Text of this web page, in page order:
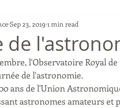
de
Sep 23, 2019 1 min read
l'Observatoire Royal
de l'astronomie.
ans de l'Union
astronomes amateurs et